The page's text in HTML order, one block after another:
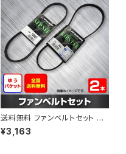
送料無料 ファンベルトセット ト
ヨタ プロボックス 型式NCP50
V H24.03～ （国内トップメーカ
¥3,163